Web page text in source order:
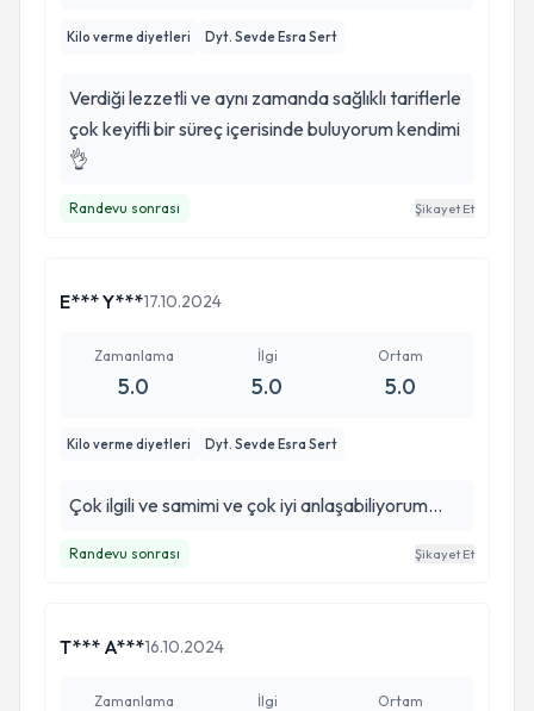
Kilo verme diyetleri Dyt. Sevde Esra Sert
Verdiği lezzetli ve aynı zamanda sağlıklı tariflerle
çok keyifli bir süreç içerisinde buluyorum kendimi
👌
Randevu sonrası Şikayet Et
E*** Y***17.10.2024
Zamanlama
5.0
İlgi
5.0
Ortam
5.0
Kilo verme diyetleri Dyt. Sevde Esra Sert
Çok ilgili ve samimi ve çok iyi anlaşabiliyorum...
Randevu sonrası Şikayet Et
T*** A***16.10.2024
Zamanlama İlgi Ortam